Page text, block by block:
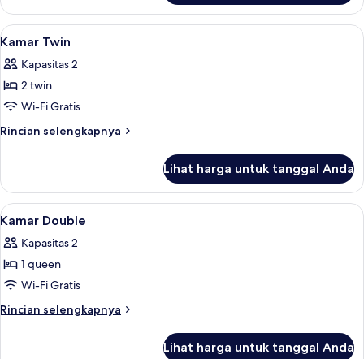
Kamar
Lihat
semua
foto
untuk
Kamar
Twin
Kamar Twin | Meja kerja, setrika/
5
Kamar Twin
Kapasitas 2
2 twin
Wi-Fi Gratis
Rincian selengkapnya
Rincian
Kamar
Twin
Lihat harga untuk tanggal Anda
Lihat
semua
foto
untuk
Kamar
Double
Kamar Double | Meja kerja, setrika/
7
Kamar Double
Kapasitas 2
1 queen
Wi-Fi Gratis
Rincian selengkapnya
Rincian
Lihat harga untuk tanggal Anda